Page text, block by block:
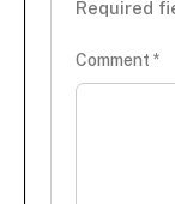
Required
Comment *